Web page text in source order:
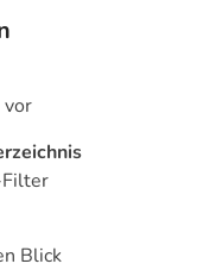
Blick